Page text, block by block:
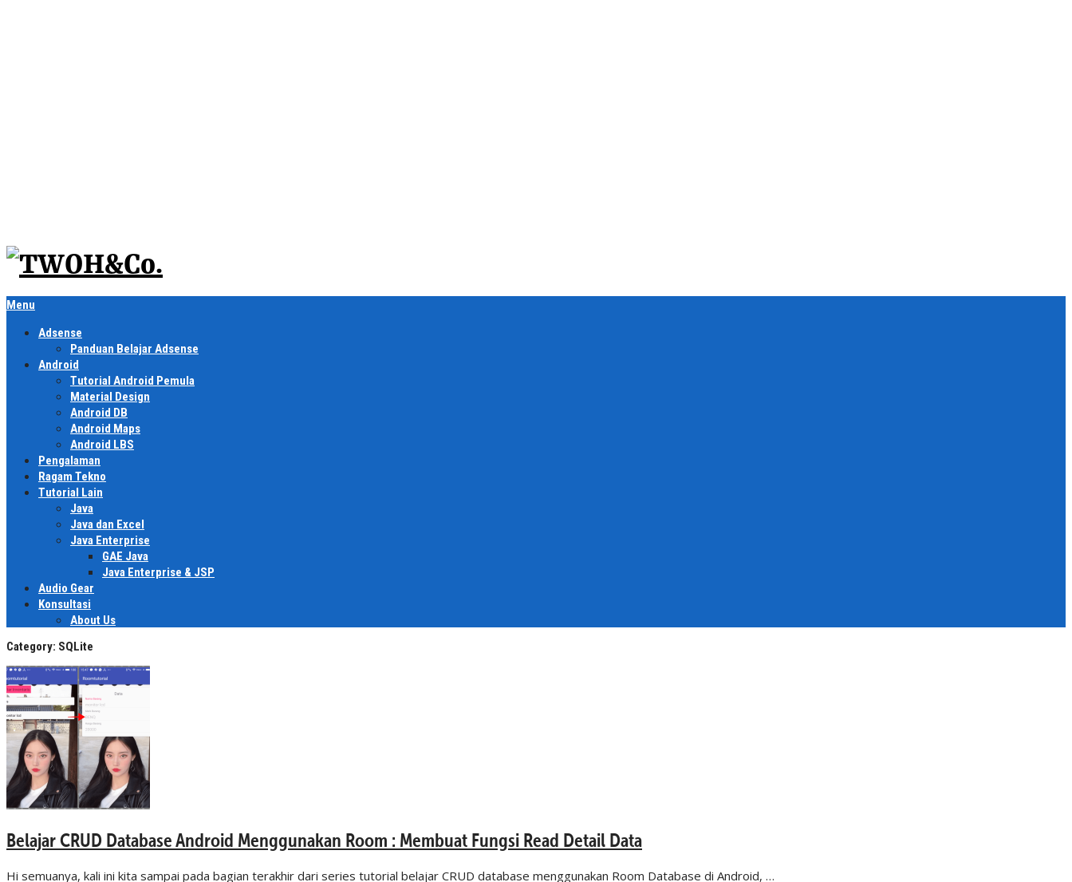
Menu
Adsense
Panduan Belajar Adsense
Android
Tutorial Android Pemula
Material Design
Android DB
Android Maps
Android LBS
Pengalaman
Ragam Tekno
Tutorial Lain
Java
Java dan Excel
Java Enterprise
GAE Java
Java Enterprise & JSP
Audio Gear
Konsultasi
About Us
Category: SQLite
Belajar CRUD Database Android Menggunakan Room : Membuat Fungsi Read Detail Data
Hi semuanya, kali ini kita sampai pada bagian terakhir dari series tutorial belajar CRUD database menggunakan Room Database di Android, …